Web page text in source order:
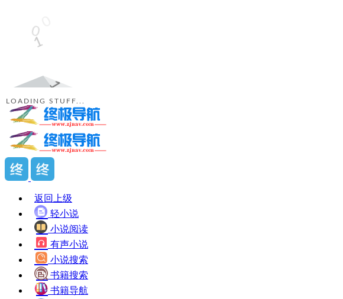
LOADING STUFF...
返回上级
轻小说
小说阅读
有声小说
小说搜索
书籍搜索
书籍导航